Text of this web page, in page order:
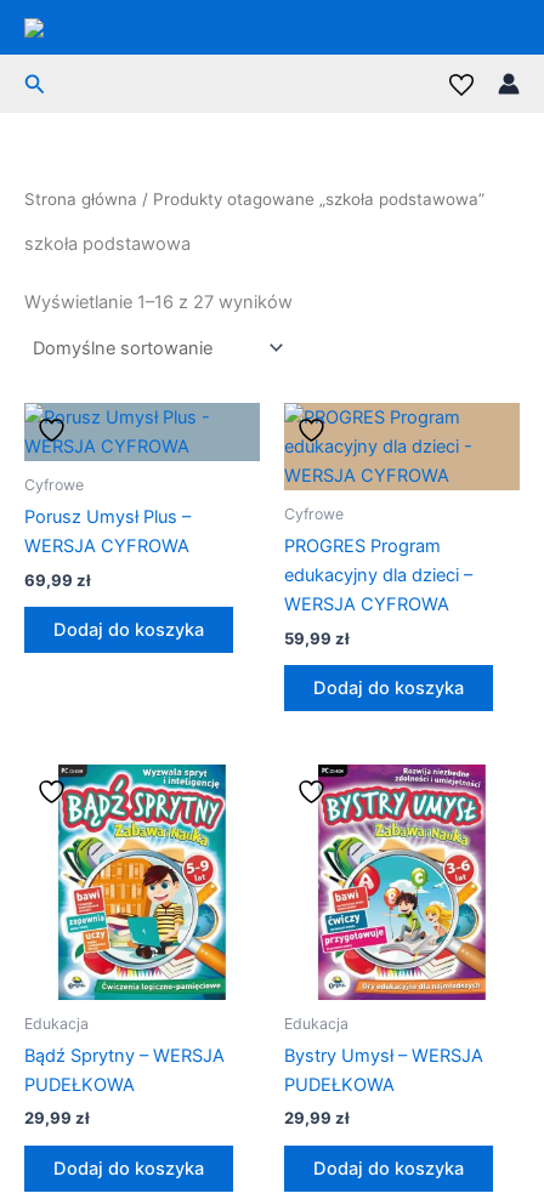
Przejdź
treściSzukaj
Strona główna / Produkty otagowane „szkoła podstawowa”
szkoła podstawowa
Wyświetlanie 1–16 z 27 wyników
Cyfrowe
Porusz Umysł Plus –
WERSJA CYFROWA
69,99 zł
Dodaj do koszyka
Cyfrowe
PROGRES Program
edukacyjny dla dzieci –
WERSJA CYFROWA
59,99 zł
Dodaj do koszyka
Edukacja
Bądź Sprytny – WERSJA
PUDEŁKOWA
29,99 zł
Dodaj do koszyka
Edukacja
Bystry Umysł – WERSJA
PUDEŁKOWA
29,99 zł
Dodaj do koszyka